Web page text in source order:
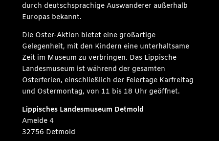
durch deutschsprachige Auswanderer außerhalb
Europas bekannt.
Die Oster-Aktion bietet eine großartige
Gelegenheit, mit den Kindern eine unterhaltsame
Zeit im Museum zu verbringen. Das Lippische
Landesmuseum ist während der gesamten
Osterferien, einschließlich der Feiertage Karfreitag
und Ostermontag, von 11 bis 18 Uhr geöffnet.
Lippisches Landesmuseum Detmold
Ameide 4
32756 Detmold